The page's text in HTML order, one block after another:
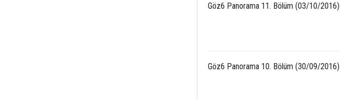
Göz6 Panorama 11. Bölüm (03/10/2016)
Göz6 Panorama 10. Bölüm (30/09/2016)